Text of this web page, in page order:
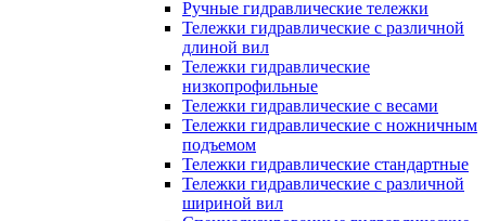
Ручные гидравлические тележки
Тележки гидравлические с различной
длиной вил
Тележки гидравлические
низкопрофильные
Тележки гидравлические с весами
Тележки гидравлические с ножничным
подъемом
Тележки гидравлические стандартные
Тележки гидравлические с различной
шириной вил